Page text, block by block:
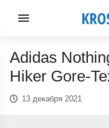
Adidas
Hiker Gore-
13 декабря 2021